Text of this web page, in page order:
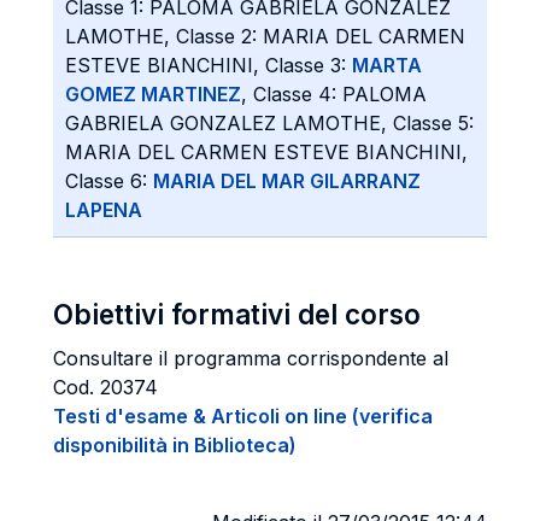
Classe 1: PALOMA GABRIELA GONZALEZ
LAMOTHE, Classe 2: MARIA DEL CARMEN
ESTEVE BIANCHINI, Classe 3: MARTA
GOMEZ MARTINEZ, Classe 4: PALOMA
GABRIELA GONZALEZ LAMOTHE, Classe 5:
MARIA DEL CARMEN ESTEVE BIANCHINI,
Classe 6: MARIA DEL MAR GILARRANZ
LAPENA
Obiettivi formativi del corso
Consultare il programma corrispondente al
Cod. 20374
Testi d'esame & Articoli on line (verifica
disponibilità in Biblioteca)